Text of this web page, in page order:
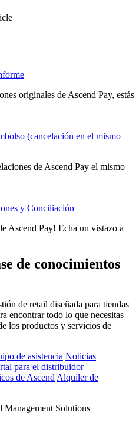
originales de Ascend Pay, estás
(cancelación en el mismo
de Ascend Pay el mismo
y Conciliación
Ascend Pay! Echa un vistazo a
de conocimientos
de retail diseñada para tiendas
encontrar todo lo que necesitas
los productos y servicios de
de asistencia Noticias
para el distribuidor
de AscendAlquiler de
Solutions